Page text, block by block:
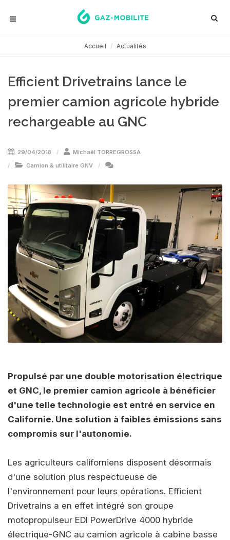
Accueil Actualités
Efficient Drivetrains lance le
premier camion agricole hybride
rechargeable au GNC
29/04/2018
Michaël TORREGROSSA
Camion & utilitaire GNV
Propulsé par une double motorisation électrique
et GNC, le premier camion agricole à bénéficier
d'une telle technologie est entré en service en
Californie. Une solution à faibles émissions sans
compromis sur l'autonomie.
Les agriculteurs californiens disposent désormais
d'une solution plus respectueuse de
l'environnement pour leurs opérations. Efficient
Drivetrains a en effet intégré son groupe
motopropulseur EDI PowerDrive 4000 hybride
électrique-GNC au camion agricole à cabine basse